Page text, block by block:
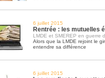
6 juillet 2015
Rentrée : les mutuelles
LMDE et SMEREP en guerre
Alors que la LMDE rejoint le
entendre sa différence
6 juillet 2015